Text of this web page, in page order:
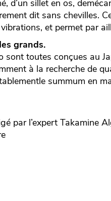
d’un sillet en os,
dit sans chevilles.
et permet par
grands.
sont toutes conçues au
à la recherche de
summum en
par l’expertTakamine